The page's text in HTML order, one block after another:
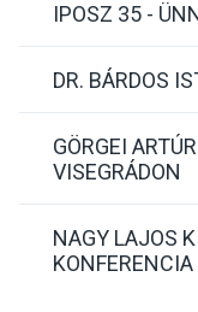
IPOSZ 35 -
DR. BÁRDOS
GÖRGEI
VISEGRÁDON
NAGY LAJOS
KONFERENCIA